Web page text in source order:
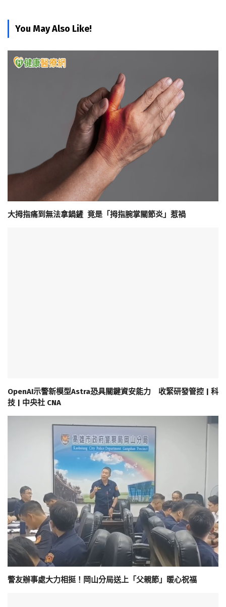
You May Also Like!
大拇指痛到無法拿鍋鏟 竟是「拇指腕掌關節炎」惹禍
OpenAI示警新模型Astra恐具關鍵資安能力 收緊研發管控 | 科
技 | 中央社 CNA
警友辦事處大力相挺！岡山分局送上「父親節」暖心祝福